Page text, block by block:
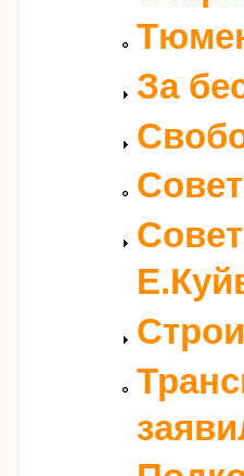
За